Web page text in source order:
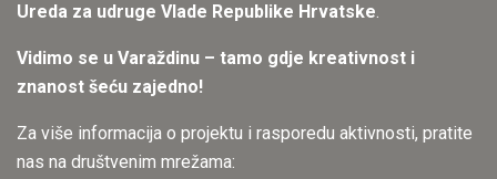
Ureda za udruge Vlade Republike Hrvatske.
Vidimo se u Varaždinu – tamo gdje kreativnost i
znanost šeću zajedno!
Za više informacija o projektu i rasporedu aktivnosti, pratite
nas na društvenim mrežama: